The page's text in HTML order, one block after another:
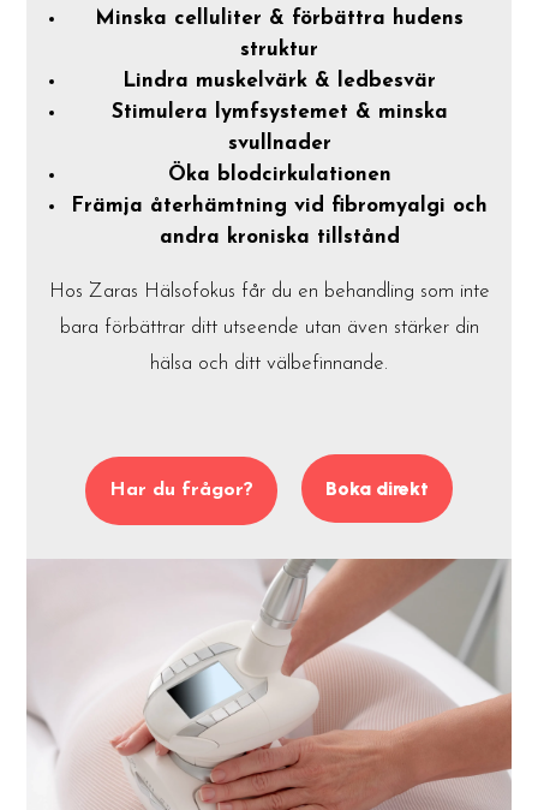
Minska celluliter & förbättra hudens
struktur
Lindra muskelvärk & ledbesvär
Stimulera lymfsystemet & minska
svullnader
Öka blodcirkulationen
Främja återhämtning vid fibromyalgi och
andra kroniska tillstånd
Hos Zaras Hälsofokus får du en behandling som inte
bara förbättrar ditt utseende utan även stärker din
hälsa och ditt välbefinnande.
Har du frågor? Boka direkt